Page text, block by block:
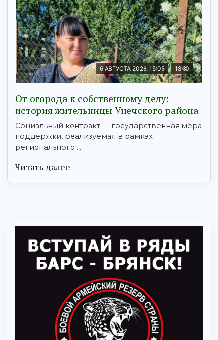
6 АВГУСТА 2026, 15:05 18
От огорода к собственному делу:
история жительницы Унечского района
Социальный контракт — государственная мера
поддержки, реализуемая в рамках
регионального ...
Читать далее